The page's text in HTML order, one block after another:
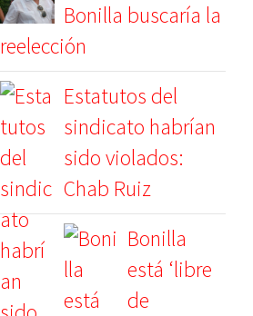
Bonilla buscaría la
reelección
Estatutos del
sindicato habrían
sido violados:
Chab Ruiz
Bonilla
está ‘libre
de